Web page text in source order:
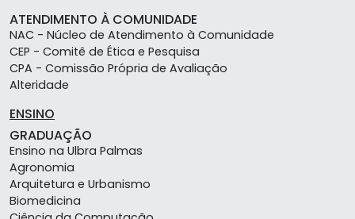
ATENDIMENTO À COMUNIDADE
NAC - Núcleo de Atendimento à Comunidade
CEP - Comitê de Ética e Pesquisa
CPA - Comissão Própria de Avaliação
Alteridade
ENSINO
GRADUAÇÃO
Ensino na Ulbra Palmas
Agronomia
Arquitetura e Urbanismo
Biomedicina